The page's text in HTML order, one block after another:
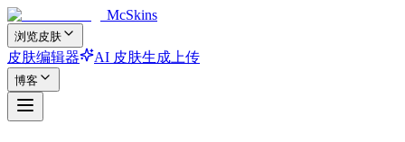
McSkins
浏览皮肤
皮肤编辑器 AI 皮肤生成 上传
博客